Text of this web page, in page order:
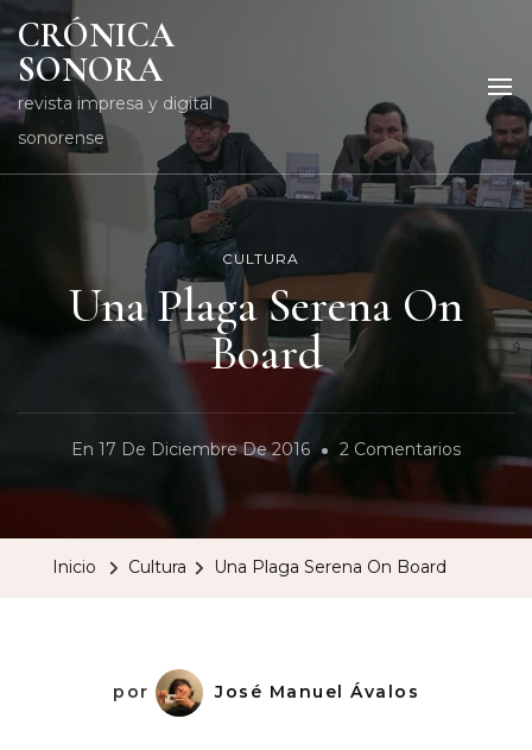
CRÓNICA
SONORA
revista impresa y digital
sonorense
CULTURA
Una Plaga Serena On
Board
En 17 De Diciembre De 2016 2 ComentariosEn
Plaga
Inicio Cultura Una Plaga Serena On Board
por José Manuel Ávalos